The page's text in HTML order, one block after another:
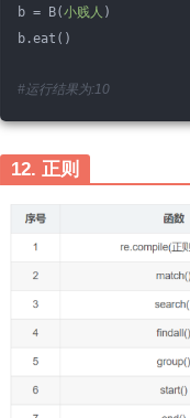
b = B(小贱人 )
b.eat()
#运行结果为:10
12. 正则